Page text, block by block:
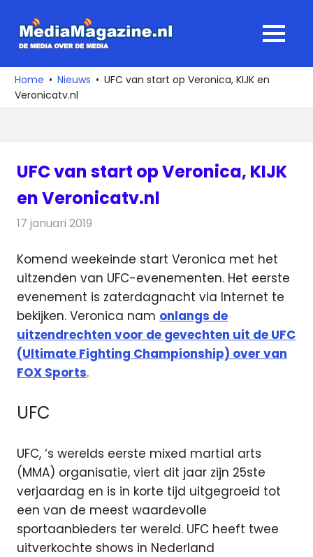
naar
media
over
de
MENU
Home Nieuws
UFC van start op Veronica, KIJK en
Veronicatv.nl
UFC van start op Veronica, KIJK
en Veronicatv.nl
17 januari 2019
Komend weekeinde start Veronica met het
uitzenden van UFC-evenementen. Het eerste
evenement is zaterdagnacht via Internet te
bekijken. Veronica nam onlangs de
uitzendrechten voor de gevechten uit de UFC
(Ultimate Fighting Championship) over van
FOX Sports.
UFC
UFC, ‘s werelds eerste mixed martial arts
(MMA) organisatie, viert dit jaar zijn 25ste
verjaardag en is in korte tijd uitgegroeid tot
een van de meest waardevolle
sportaanbieders ter wereld. UFC heeft twee
uitverkochte shows in Nederland